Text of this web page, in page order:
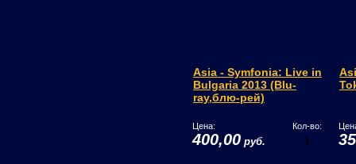
Asia - Symfonia: Live in
Bulgaria 2013 (Blu-
ray,блю-рей)
Цена:
400,00 руб.
Кол-во: